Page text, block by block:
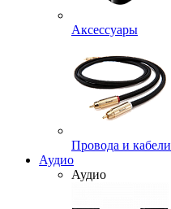
Аксессуары
Провода и кабели
Аудио
Аудио